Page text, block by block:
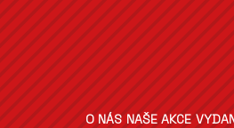
O NÁS NAŠE AKCE